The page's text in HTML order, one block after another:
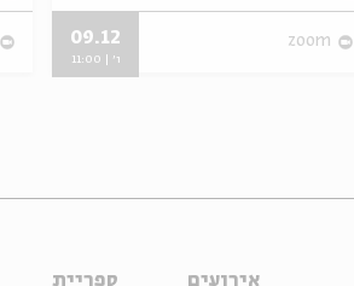
zoom
09.12
ו' | 11:00
אירועים ספריית